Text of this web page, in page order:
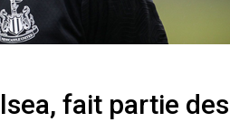
fait partie des